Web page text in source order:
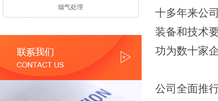
烟气处理
十多年来公
装备和技术
功为数十家
公司全面推